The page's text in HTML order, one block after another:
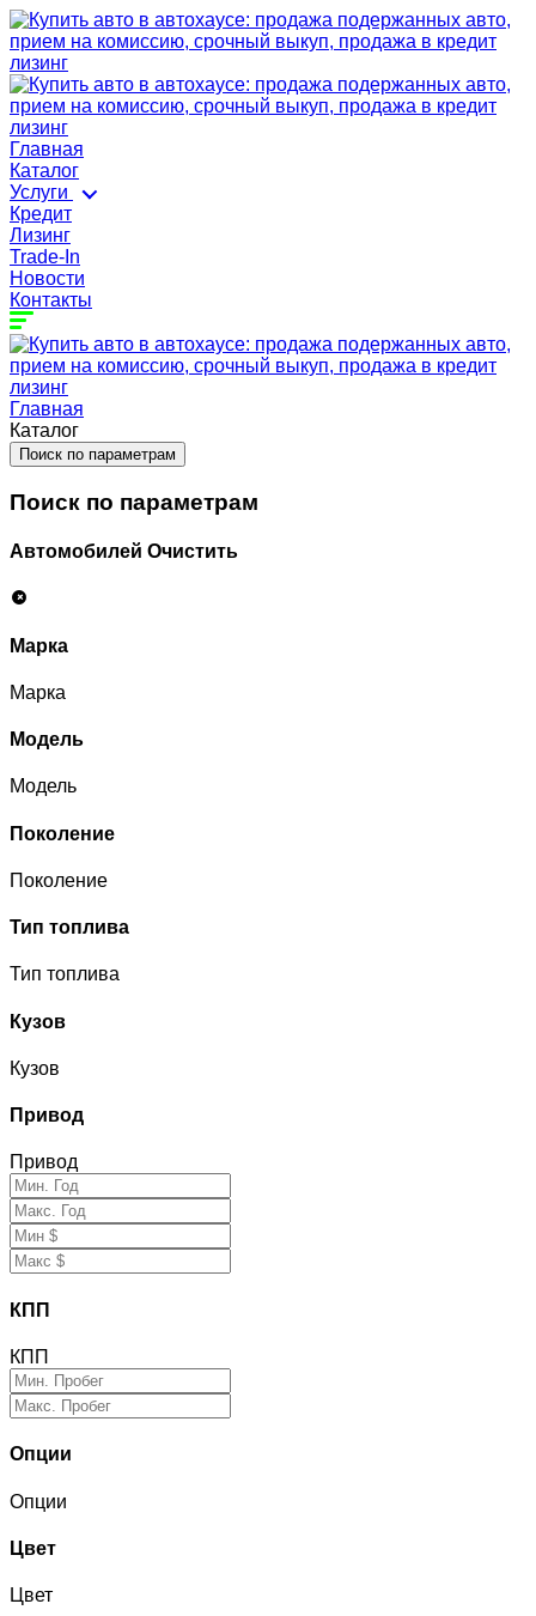
Главная
Каталог
Услуги
Кредит
Лизинг
Trade-In
Новости
Контакты
Главная
Каталог
Поиск по параметрам
Поиск по параметрам
Автомобилей Очистить
Марка
Марка
Модель
Модель
Поколение
Поколение
Тип топлива
Тип топлива
Кузов
Кузов
Привод
Привод
КПП
КПП
Опции
Опции
Цвет
Цвет